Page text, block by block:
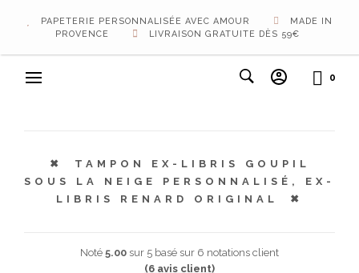
PAPETERIE PERSONNALISÉE AVEC AMOUR
MADE IN
PROVENCE
LIVRAISON GRATUITE DÈS 59€
0
TAMPON EX-LIBRIS GOUPIL
SOUS LA NEIGE PERSONNALISÉ, EX-
LIBRIS RENARD ORIGINAL
Noté 5.00 sur 5 basé sur 6 notations client
(6 avis client)